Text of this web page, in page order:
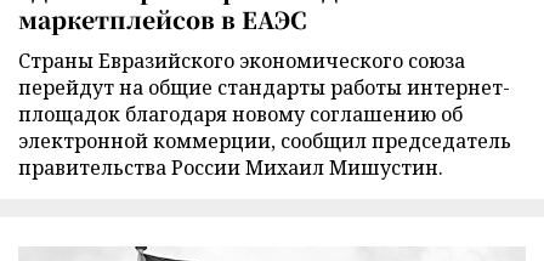
маркетплейсов в ЕАЭС
Страны Евразийского экономического союза
перейдут на общие стандарты работы интернет-
площадок благодаря новому соглашению об
электронной коммерции, сообщил председатель
правительства России Михаил Мишустин.